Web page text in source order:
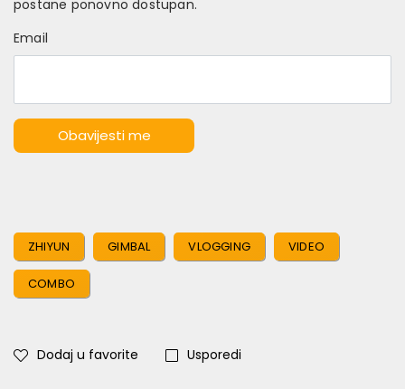
postane ponovno dostupan.
Email
Obavijesti me
ZHIYUN GIMBAL VLOGGING VIDEO
COMBO
Dodaj u favorite Usporedi